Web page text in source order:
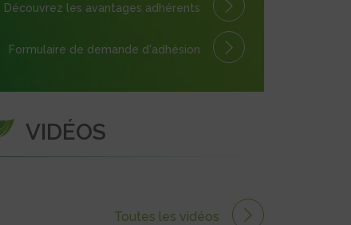
Découvrez les avantages adhérents
Formulaire de demande d'adhésion
VIDÉOS
Toutes les vidéos